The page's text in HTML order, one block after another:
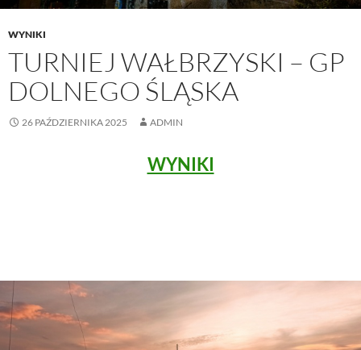
WYNIKI
TURNIEJ WAŁBRZYSKI – GP
DOLNEGO ŚLĄSKA
26 PAŹDZIERNIKA 2025 ADMIN
WYNIKI